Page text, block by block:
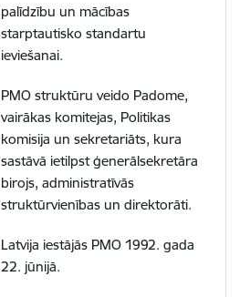
palīdzību un mācības
starptautisko standartu
ieviešanai.
PMO struktūru veido Padome,
vairākas komitejas, Politikas
komisija un sekretariāts, kura
sastāvā ietilpst ģenerālsekretāra
birojs, administratīvās
struktūrvienības un direktorāti.
Latvija iestājās PMO 1992. gada
22. jūnijā.